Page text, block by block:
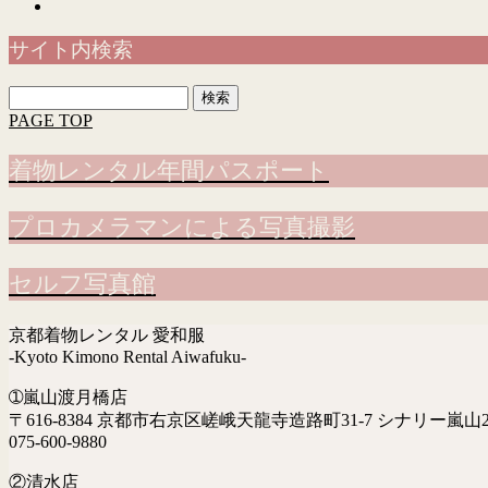
サイト内検索
索:
PAGE TOP
着物レンタル年間パスポート
プロカメラマンによる写真撮影
セルフ写真館
京都着物レンタル 愛和服
-Kyoto Kimono Rental Aiwafuku-
➀嵐山渡月橋店
〒616-8384 京都市右京区嵯峨天龍寺造路町31-7 シナリー嵐山
075-600-9880
②清水店